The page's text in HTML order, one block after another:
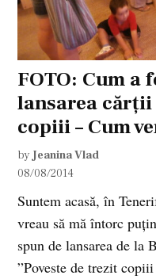
FOTO: Cum a
lansarea cărții
copiii – Cum
by Jeanina Vlad
08/08/2014
Suntem acasă, în
vreau să mă întorc
spun de lansarea de la
”Poveste de trezit